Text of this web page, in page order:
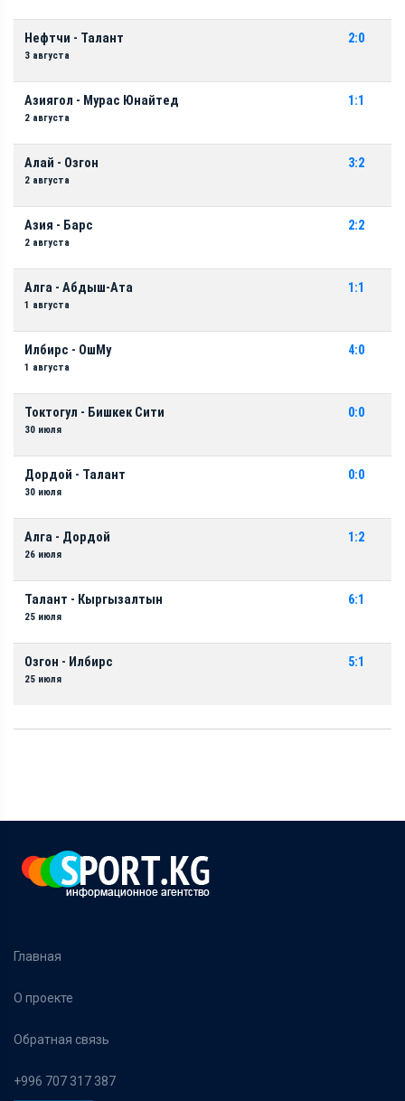
Нефтчи - Талант
3 августа
2:0
Азиягол - Мурас Юнайтед
2 августа
1:1
Алай - Озгон
2 августа
3:2
Азия - Барс
2 августа
2:2
Алга - Абдыш-Ата
1 августа
1:1
Илбирс - ОшМу
1 августа
4:0
Токтогул - Бишкек Сити
30 июля
0:0
Дордой - Талант
30 июля
0:0
Алга - Дордой
26 июля
1:2
Талант - Кыргызалтын
25 июля
6:1
Озгон - Илбирс
25 июля
5:1
Главная
О проекте
Обратная связь
+996 707 317 387